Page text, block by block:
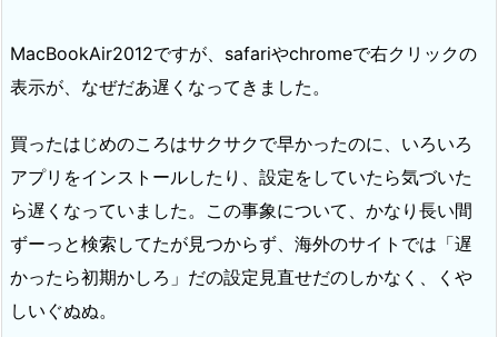
MacBookAir2012ですが、safariやchromeで右クリックの
表示が、なぜだあ遅くなってきました。
買ったはじめのころはサクサクで早かったのに、いろいろ
アプリをインストールしたり、設定をしていたら気づいた
ら遅くなっていました。この事象について、かなり長い間
ずーっと検索してたが見つからず、海外のサイトでは「遅
かったら初期かしろ」だの設定見直せだのしかなく、くや
しいぐぬぬ。